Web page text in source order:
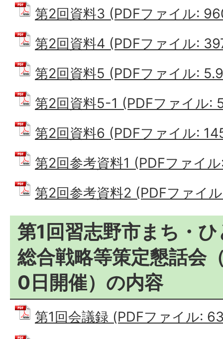
第2回資料3 (PDFファイル:
第2回資料4 (PDFファイル:
第2回資料5 (PDFファイル:
第2回資料5-1 (PDFファイル:
第2回資料6 (PDFファイル:
第2回参考資料1 (PDFファイ
第2回参考資料2 (PDFファイ
第1回習志野市まち・
総合戦略等策定懇話会
0日開催）の内容
第1回会議録 (PDFファイル: